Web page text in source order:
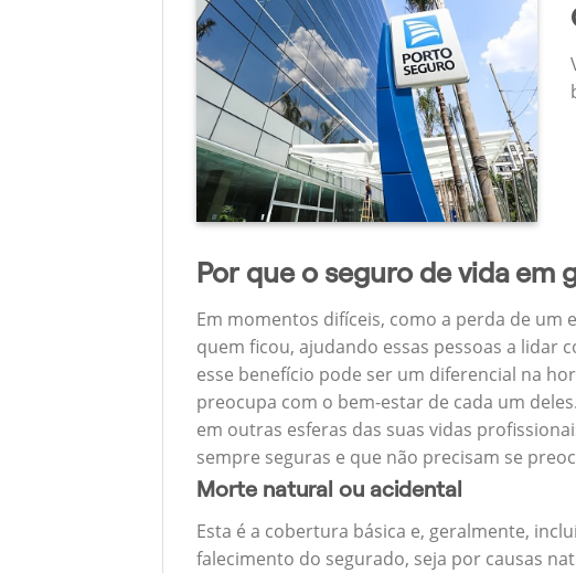
Por que o seguro de vida
Em momentos difíceis, como a perda de um
quem ficou, ajudando essas pessoas a lidar
esse benefício pode ser um diferencial na
preocupa com o bem-estar de cada um
em outras esferas das suas vidas
sempre seguras e que não precisam se
Morte natural ou acidental
Esta é a cobertura básica e, geralmente,
falecimento do segurado, seja por causas